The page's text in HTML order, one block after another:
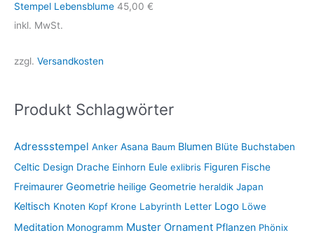
Stempel Lebensblume 45,00 €
inkl. MwSt.
zzgl. Versandkosten
Produkt Schlagwörter
Adressstempel Anker Asana Baum Blumen Blüte Buchstaben
Celtic Design Drache Einhorn Eule exlibris Figuren Fische
Freimaurer Geometrie heilige Geometrie heraldik Japan
Keltisch Knoten Kopf Krone Labyrinth Letter Logo Löwe
Meditation Monogramm Muster Ornament Pflanzen Phönix